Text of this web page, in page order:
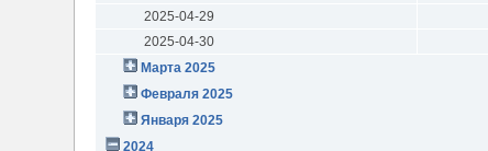
2025-04-29
2025-04-30
Марта 2025
Февраля 2025
Января 2025
2024